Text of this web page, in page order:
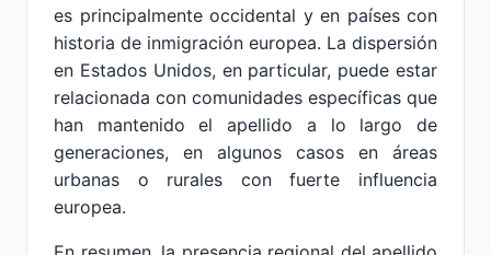
es principalmente occidental y en países con
historia de inmigración europea. La dispersión
en Estados Unidos, en particular, puede estar
relacionada con comunidades específicas que
han mantenido el apellido a lo largo de
generaciones, en algunos casos en áreas
urbanas o rurales con fuerte influencia
europea.